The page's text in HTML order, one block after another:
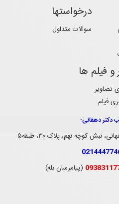
درخواستها
سوالات متداول
و فیلم ها
تصاویر
فیلم
دکتر دهقانی:
کوچه نهم، پلاک ۳۰، طبقه۵
(پیامرسان بله)